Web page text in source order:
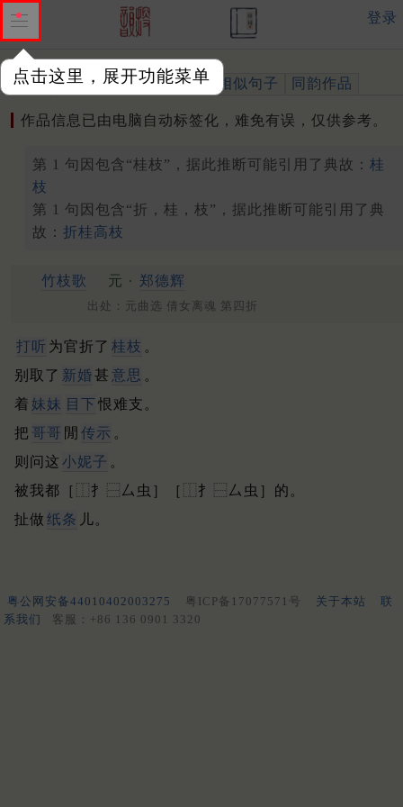
点击这里，展开功能菜单
登录
作品 标注四声 出处、引用 相似句子 同韵作品
作品信息已由电脑自动标签化，难免有误，仅供参考。
第 1 句因包含“桂枝”，据此推断可能引用了典故： 桂
枝
第 1 句因包含“折，桂，枝”，据此推断可能引用了典
故： 折桂高枝
竹枝歌 元 · 郑德辉
出处：元曲选 倩女离魂 第四折
打听 为官折了 桂枝 。
别取了 新婚 甚 意思 。
着 妹妹 目下 恨难支。
把 哥哥 閒 传示 。
则问这 小妮子 。
被我都［⿰⺘⿱厶虫］［⿰⺘⿱厶虫］的。
扯做 纸条 儿。
粤公网安备44010402003275 粤ICP备17077571号 关于本站
联
系我们
客服：+86 136 0901 3320